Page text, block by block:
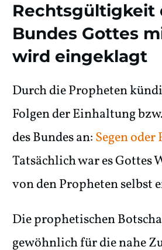
Rechtsgültigkeit
Bundes Gottes
wird eingeklagt
Durch die Propheten
Folgen der Einhaltung
des Bundes an:Segen oder
Tatsächlich war es Gottes
von den Propheten selbst
Die prophetischen
gewöhnlich für die nahe